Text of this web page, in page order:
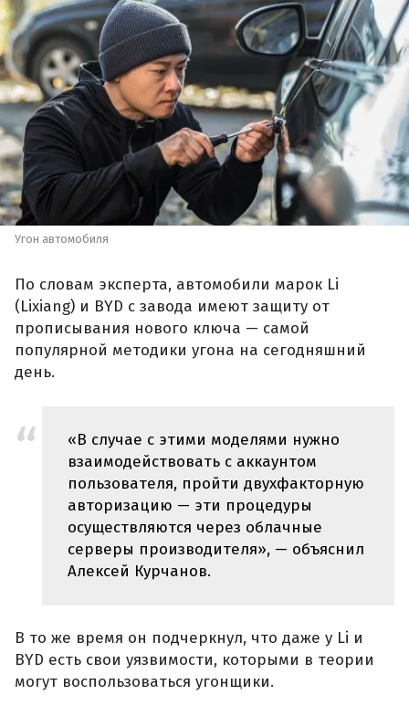
Угон автомобиля
По словам эксперта, автомобили марок Li
(Lixiang) и BYD с завода имеют защиту от
прописывания нового ключа — самой
популярной методики угона на сегодняшний
день.
«В случае с этими моделями нужно
взаимодействовать с аккаунтом
пользователя, пройти двухфакторную
авторизацию — эти процедуры
осуществляются через облачные
серверы производителя», — объяснил
Алексей Курчанов.
В то же время он подчеркнул, что даже у Li и
BYD есть свои уязвимости, которыми в теории
могут воспользоваться угонщики.